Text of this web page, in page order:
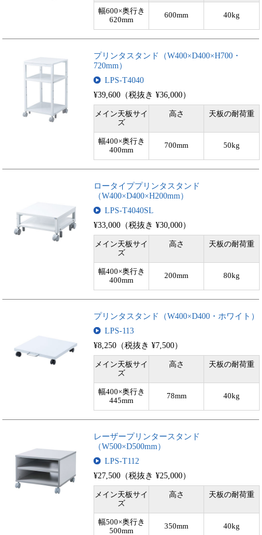
幅600×奥行き
620mm
600mm 40kg
プリンタスタンド（W400×D400×H700・
720mm）
LPS-T4040
¥39,600（税抜き ¥36,000）
メイン天板サイ
ズ
高さ 天板の耐荷重
幅400×奥行き
400mm
700mm 50kg
ロータイププリンタスタンド
（W400×D400×H200mm）
LPS-T4040SL
¥33,000（税抜き ¥30,000）
メイン天板サイ
ズ
高さ 天板の耐荷重
幅400×奥行き
400mm
200mm 80kg
プリンタスタンド（W400×D400・ホワイト）
LPS-113
¥8,250（税抜き ¥7,500）
メイン天板サイ
ズ
高さ 天板の耐荷重
幅400×奥行き
445mm
78mm 40kg
レーザープリンタースタンド
（W500×D500mm）
LPS-T112
¥27,500（税抜き ¥25,000）
メイン天板サイ
ズ
高さ 天板の耐荷重
幅500×奥行き
500mm
350mm 40kg